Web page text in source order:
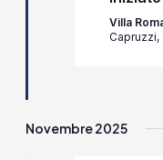
Villa
Capruzzi,
Novembre 2025